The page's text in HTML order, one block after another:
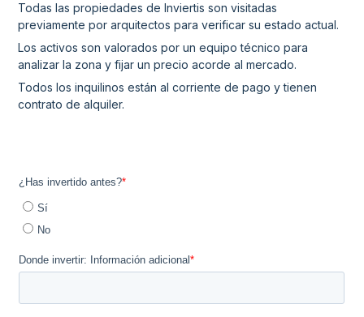
Todas las propiedades de Inviertis son visitadas
previamente por arquitectos para verificar su estado actual.
Los activos son valorados por un equipo técnico para
analizar la zona y fijar un precio acorde al mercado.
Todos los inquilinos están al corriente de pago y tienen
contrato de alquiler.